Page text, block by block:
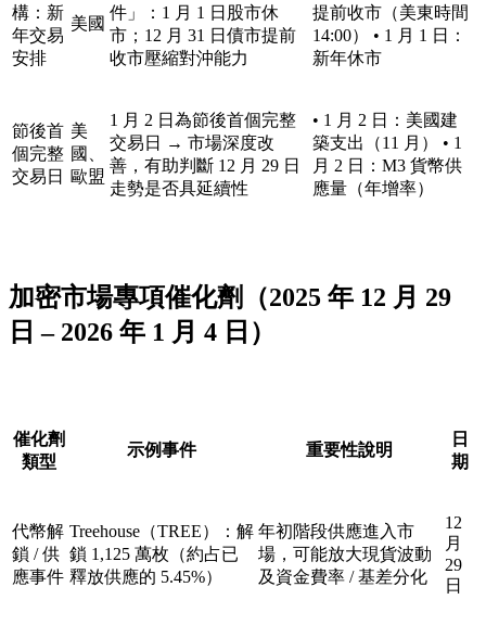
構：新
年交易
安排
美國
件」：1 月 1 日股市休
市；12 月 31 日債市提前
收市壓縮對沖能力
提前收市（美東時間
14:00） • 1 月 1 日：
新年休市
節後首
個完整
交易日
美
國、
歐盟
1 月 2 日為節後首個完整
交易日 → 市場深度改
善，有助判斷 12 月 29 日
走勢是否具延續性
• 1 月 2 日：美國建
築支出（11 月） • 1
月 2 日：M3 貨幣供
應量（年增率）
加密市場專項催化劑（2025 年 12 月 29
日 – 2026 年 1 月 4 日）
催化劑
類型
示例事件 重要性說明
日
期
代幣解
鎖 / 供
應事件
Treehouse（TREE）：解
鎖 1,125 萬枚（約占已
釋放供應的 5.45%）
年初階段供應進入市
場，可能放大現貨波動
及資金費率 / 基差分化
12
月
29
日